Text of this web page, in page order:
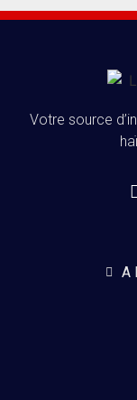
Votre source
A